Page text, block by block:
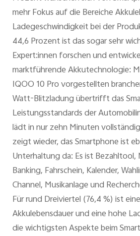
mehr Fokus auf die Bereiche
Ladegeschwindigkeit bei der
44,6 Prozent ist das sogar sehr
Expert:innen forschen und
marktführende Akkutechnologie:
IQOO 10 Pro vorgestellten
Watt-Blitzladung übertrifft das
Leistungsstandards der
lädt in nur zehn Minuten
zeigt wieder, das Smartphone ist
Unterhaltung da: Es ist
Banking, Fahrschein, Kalender,
Channel, Musikanlage und
Für rund Dreiviertel (76,4 %) ist
Akkulebensdauer und eine hohe
die wichtigsten Aspekte beim